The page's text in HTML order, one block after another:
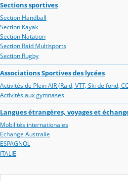
Sections sportives
Section Handball
Section Kayak
Section Natation
Section Raid Multisports
Section Rugby
Associations Sportives des lycées
Activités de Plein AIR (Raid, VTT, Ski de fond,
Activités aux gymnases
Langues étrangères, voyages et
Mobilités internationales
Echange Australie
ESPAGNOL
ITALIE